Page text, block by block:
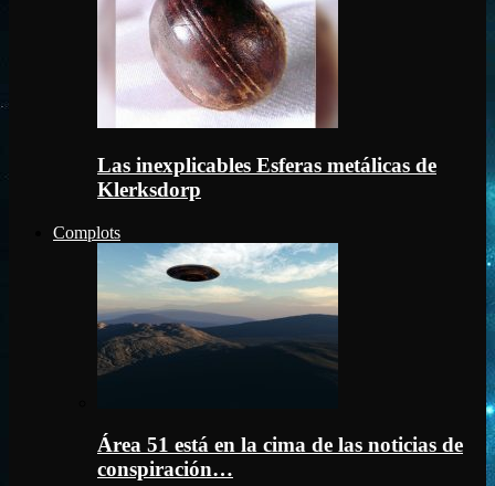
Las inexplicables Esferas metálicas de
Klerksdorp
Complots
Área 51 está en la cima de las noticias de
conspiración…